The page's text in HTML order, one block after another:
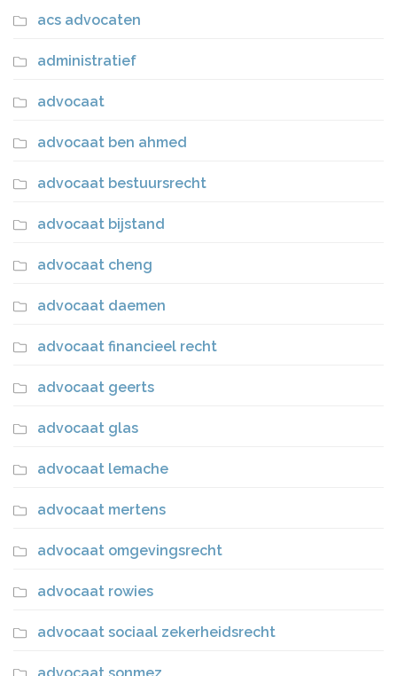
acs advocaten
administratief
advocaat
advocaat ben ahmed
advocaat bestuursrecht
advocaat bijstand
advocaat cheng
advocaat daemen
advocaat financieel recht
advocaat geerts
advocaat glas
advocaat lemache
advocaat mertens
advocaat omgevingsrecht
advocaat rowies
advocaat sociaal zekerheidsrecht